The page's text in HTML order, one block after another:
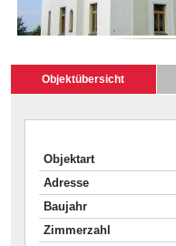
Objektübersicht
Objektart
Adresse
Baujahr
Zimmerzahl